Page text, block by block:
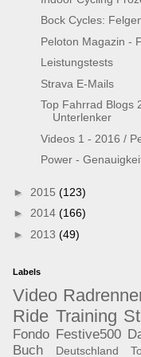
Bock Cycles:
Peloton Magazin -
Leistungstests
Strava E-Mails
Top Fahrrad Blogs
Unterlenker
Videos 1 - 2016 /
Power -
► 2015 (123)
► 2014 (166)
► 2013 (49)
Labels
Video
Ride Training
Fondo Festive500
Buch
Deutschland